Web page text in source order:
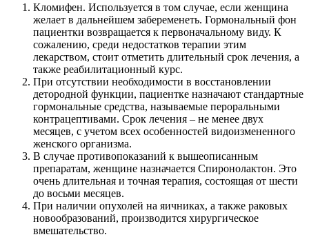
Кломифен. Используется в том случае, если женщина
желает в дальнейшем забеременеть. Гормональный фон
пациентки возвращается к первоначальному виду. К
сожалению, среди недостатков терапии этим
лекарством, стоит отметить длительный срок лечения, а
также реабилитационный курс.
При отсутствии необходимости в восстановлении
детородной функции, пациентке назначают стандартные
гормональные средства, называемые пероральными
контрацептивами. Срок лечения – не менее двух
месяцев, с учетом всех особенностей видоизмененного
женского организма.
В случае противопоказаний к вышеописанным
препаратам, женщине назначается Спиронолактон. Это
очень длительная и точная терапия, состоящая от шести
до восьми месяцев.
При наличии опухолей на яичниках, а также раковых
новообразований, производится хирургическое
вмешательство.